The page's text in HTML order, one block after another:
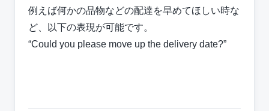
例えば何かの品物などの配達を早めてほしい時な
ど、以下の表現が可能です。
“Could you please move up the delivery date?”